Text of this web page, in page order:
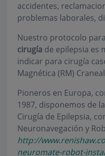
accidentes,
problemas laborales,
Nuestro protocolo para
cirugía de epilepsia es
indicar para cirugía
Magnética (RM)
Pioneros en Europa,
1987, disponemos de
Cirugía de Epilepsia,
Neuronavegación y
http://
neuromate-robot-